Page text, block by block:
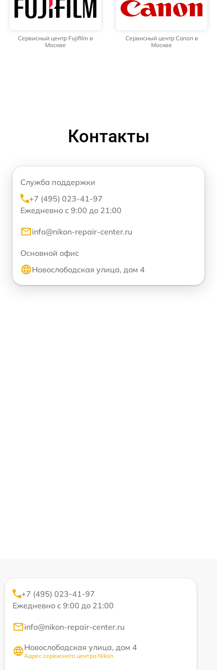
Сервисный центр Fujifilm в
Москве
Сервисный центр Canon в
Москве
Контакты
Служба поддержки
+7 (495) 023-41-97
Ежедневно с 9:00 до 21:00
info@nikon-repair-center.ru
Основной офис
Новослободская улица, дом 4
+7 (495) 023-41-97
Ежедневно с 9:00 до 21:00
info@nikon-repair-center.ru
Новослободская улица, дом 4
Адрес сервисного центра Nikon